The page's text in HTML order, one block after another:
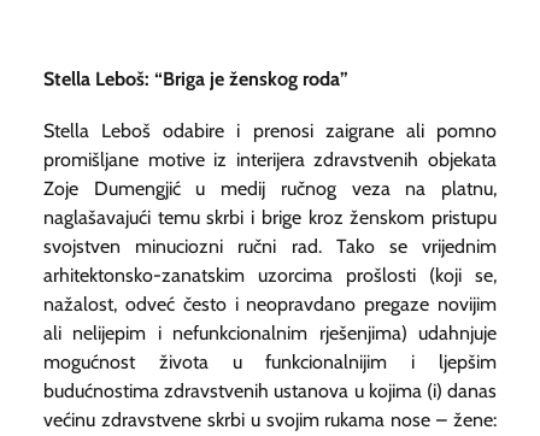
Stella Leboš: “Briga je ženskog roda”
Stella Leboš odabire i prenosi zaigrane ali pomno
promišljane motive iz interijera zdravstvenih objekata
Zoje Dumengjić u medij ručnog veza na platnu,
naglašavajući temu skrbi i brige kroz ženskom pristupu
svojstven minuciozni ručni rad. Tako se vrijednim
arhitektonsko-zanatskim uzorcima prošlosti (koji se,
nažalost, odveć često i neopravdano pregaze novijim
ali nelijepim i nefunkcionalnim rješenjima) udahnjuje
mogućnost života u funkcionalnijim i ljepšim
budućnostima zdravstvenih ustanova u kojima (i) danas
većinu zdravstvene skrbi u svojim rukama nose – žene: